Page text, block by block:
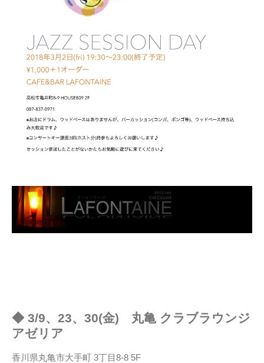
◆ 3/9、23、30(金) 丸亀 クラブラウンジ
アゼリア
香川県丸亀市大手町 3丁目8-8 5F